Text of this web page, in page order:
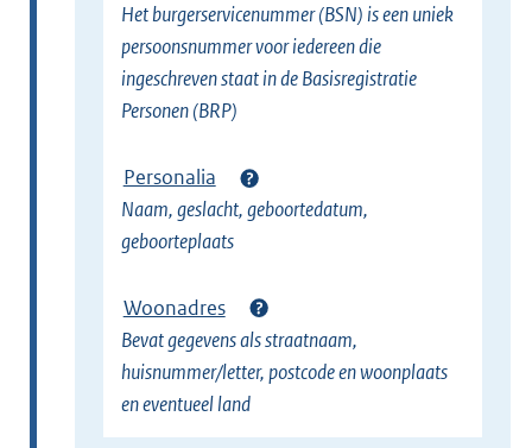
Het burgerservicenummer (BSN) is een uniek
persoonsnummer voor iedereen die
ingeschreven staat in de Basisregistratie
Personen (BRP)
Personalia
Naam, geslacht, geboortedatum,
geboorteplaats
Woonadres
Bevat gegevens als straatnaam,
huisnummer/letter, postcode en woonplaats
en eventueel land